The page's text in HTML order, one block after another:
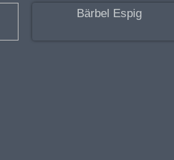
Bärbel Espig